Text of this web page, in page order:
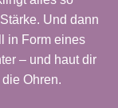
Und dann
in Form eines
– und haut dir
Ohren.